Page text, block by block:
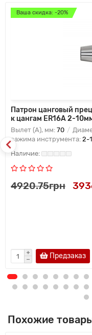
Ваша скидка: -20%
Патрон цанговый
к цангам ER16A 2-
Вылет (A), мм: 70
зажима инструмента: 2-
4920.75грн
Предзаказ
Похожие